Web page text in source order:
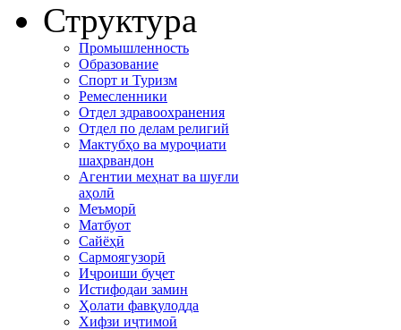
Структура
Промышленность
Образование
Спорт и Туризм
Ремесленники
Отдел здравоохранения
Отдел по делам религий
Мактубҳо ва муроҷиати
шаҳрвандон
Агентии меҳнат ва шуғли
аҳолӣ
Меъморӣ
Матбуот
Сайёҳӣ
Сармоягузорӣ
Иҷроиши буҷет
Истифодаи замин
Ҳолати фавқулодда
Хифзи иҷтимоӣ